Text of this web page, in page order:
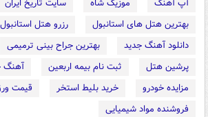
آپ آهنگ موزیک شاه
سایت تاریخ ایران
بهترین هتل های استانبول
رزرو هتل استانبول
دانلود آهنگ جدید
بهترین جراح بینی ترمیمی
پرشین هتل
ثبت نام بیمه اربعین
آهنگ
مزایده خودرو
خرید بلیط استخر
قیمت
فروشنده مواد شیمیایی